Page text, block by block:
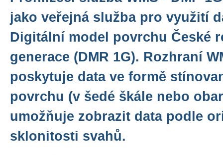
jako veřejná služba pro využití
Digitální model povrchu České
generace (DMR 1G). Rozhraní
poskytuje data ve formě
povrchu (v šedé škále nebo
umožňuje zobrazit data podle
sklonitosti svahů.